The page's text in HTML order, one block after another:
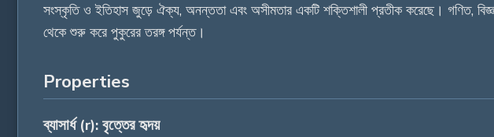
সংস্কৃতি ও ইতিহাস জুড়ে ঐক্য, অনন্ততা এবং অসীমতার একটি শক্তিশালী প্রতীক করেছে। গণিত,
থেকে শুরু করে পুকুরের তরঙ্গ পর্যন্ত।
Properties
ব্যাসার্ধ (r): বৃত্তের হৃদয়